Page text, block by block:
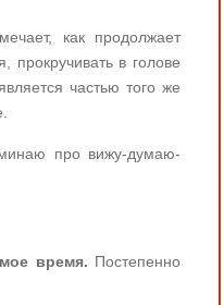
как продолжает
прокручивать в голове
частью того же
про вижу-думаю-
время. Постепенно